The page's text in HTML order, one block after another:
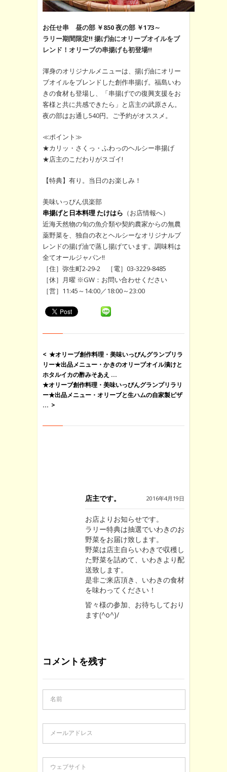
お任せ串 昼の部 ￥850 夜の部 ￥173～
ラリー期間限定‼ 揚げ油にオリーブオイルをブ
レンド！オリーブの串揚げも初登場‼
渾身のオリジナルメニューは、揚げ油にオリー
ブオイルをブレンドした創作串揚げ。福島いわ
きの食材も登場し、「串揚げでの復興支援をお
客様と共に共感できたら」と店主の武原さん。
夜の部はお通し540円。ご予約がオススメ。
≪ポイント≫
★カリッ・さくっ・ふわっのヘルシー串揚げ
★店主のこだわりがスゴイ!
【特典】有り。当日のお楽しみ！
美味いっぴん倶楽部
串揚げと日本料理 たけはら （お店情報へ）
近海天然物の旬の魚介類や契約農家からの無農
薬野菜を、独自の衣とヘルシーなオリジナルブ
レンドの揚げ油で蒸し揚げています。調味料は
全てオールジャパン!!
［住］弥生町2-29-2 ［電］03-3229-8485
［休］月曜 ※GW：お問い合わせください
［営］11:45～14:00／18:00～23:00
★オリーブ創作料理・美味いっぴんグランプリラ
リー★出品メニュー・かきのオリーブオイル漬けと
ホタルイカの酢みそあえ ...
★オリーブ創作料理・美味いっぴんグランプリラリ
ー★出品メニュー・オリーブと生ハムの自家製ピザ
...
店主です。 2016年4月19日
お店よりお知らせです。
ラリー特典は抽選でいわきのお
野菜をお届け致します。
野菜は店主自らいわきで収穫し
た野菜を詰めて、いわきより配
送致します。
是非ご来店頂き、いわきの食材
を味わってください！
皆々様の参加、お待ちしており
ます(^o^)/
コメントを残す
名前
メールアドレス
ウェブサイト